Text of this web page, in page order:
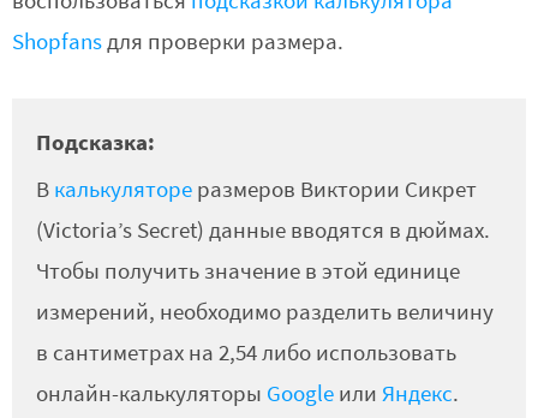
Shopfansдля проверки размера.
Подсказка:
В калькулятореразмеров Виктории Сикрет
(Victoria’s Secret) данные вводятся в дюймах.
Чтобы получить значение в этой единице
измерений, необходимо разделить величину
в сантиметрах на 2,54 либо использовать
онлайн-калькуляторы Googleили Яндекс.